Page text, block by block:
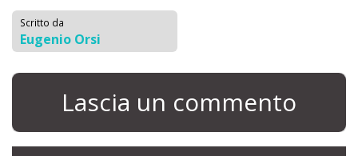
Scritto da
Eugenio Orsi
Lascia un commento